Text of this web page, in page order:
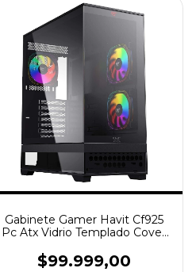
Gabinete Gamer Havit Cf925
Pc Atx Vidrio Templado Cover
$99.999,00